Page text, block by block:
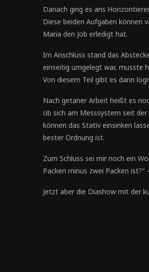
Danach ging es ans
Diese beiden Aufgaben können
Maria den Job erledigt hat.
Im Anschluss stand das
einseitig umgelegt war, musste
Von diesem Teil gibt es dann
Nach getaner Arbeit heißt es
ob sich am Messsystem seit
können das Stativ einsinken
bester Ordnung ist.
Zum Schluss sei mir noch ein
Packen minus zwei Packen ist?“
Jetzt aber die Diashow mit der